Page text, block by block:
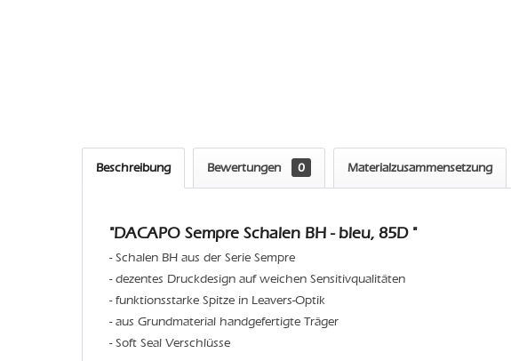
Beschreibung Bewertungen 0 Materialzusammensetzung
"DACAPO Sempre Schalen BH - bleu, 85D "
- Schalen BH aus der Serie Sempre
- dezentes Druckdesign auf weichen Sensitivqualitäten
- funktionsstarke Spitze in Leavers-Optik
- aus Grundmaterial handgefertigte Träger
- Soft Seal Verschlüsse